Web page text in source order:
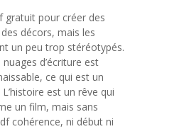
gratuit pour créer des
décors, mais les
un peu trop stéréotypés.
d’écriture est
ce qui est un
est un rêve qui
un film, mais sans
cohérence, ni début ni